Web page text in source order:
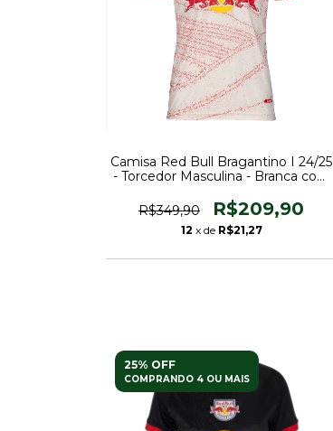
Camisa Red Bull Bragantino I 24/25
- Torcedor Masculina - Branca com
R$349,90
R$209,90
12 x de R$21,27
25% OFF
COMPRANDO 4 OU MAIS